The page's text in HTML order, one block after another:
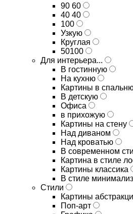
90 60
40 40
100
Узкую
Круглая
50100
Для интерьера...
В гостинную
На кухню
Картины в
В детскую
Офиса
в прихожую
Картины на стену
Над диваном
Над кроватью
В современном
Картина в стиле
Картины классика
В стиле
Стили
Картины
Поп-арт